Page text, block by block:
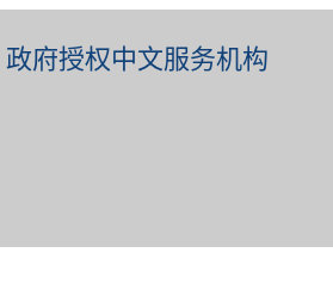
府授权中文服务机构